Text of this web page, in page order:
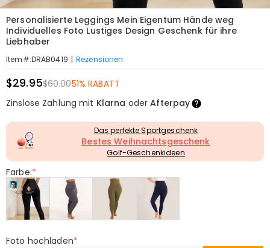
Personalisierte Leggings Mein Eigentum Hände weg
Individuelles Foto Lustiges Design Geschenk für ihre
Liebhaber
Item#:DRAB0419 | Rezensionen
$29.95$60.0051% RABATT
Zinslose Zahlung mit Klarna oderAfterpay
Das perfekte Sportgeschenk
Bestes Weihnachtsgeschenk
Golf-Geschenkideen
Farbe:*
Foto hochladen*